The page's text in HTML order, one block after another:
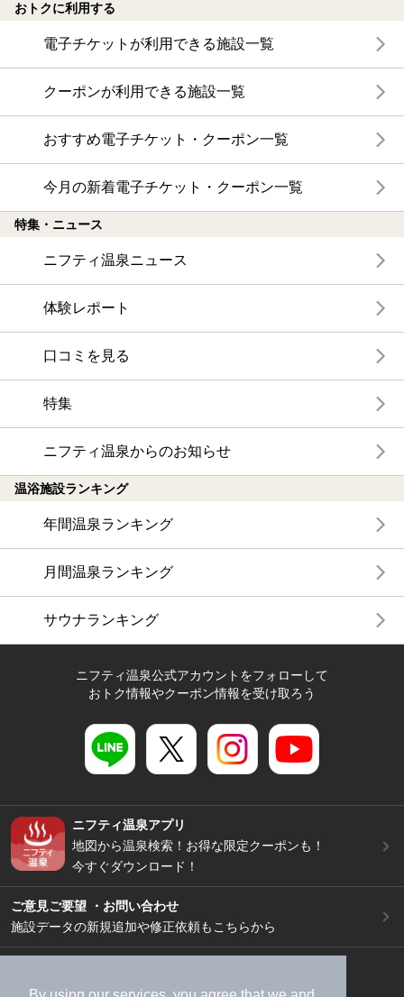
おトクに利用する
電子チケットが利用できる施設一覧
クーポンが利用できる施設一覧
おすすめ電子チケット・クーポン一覧
今月の新着電子チケット・クーポン一覧
特集・ニュース
ニフティ温泉ニュース
体験レポート
口コミを見る
特集
ニフティ温泉からのお知らせ
温浴施設ランキング
年間温泉ランキング
月間温泉ランキング
サウナランキング
ニフティ温泉公式アカウントをフォローして
おトク情報やクーポン情報を受け取ろう
ニフティ温泉アプリ
地図から温泉検索！お得な限定クーポンも！
今すぐダウンロード！
ご意見ご要望 ・お問い合わせ
施設データの新規追加や修正依頼もこちらから
加盟店募集（資料請求）
広告出稿のご案内